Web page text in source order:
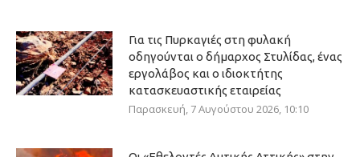
Για τις Πυρκαγιές στη φυλακή
οδηγούνται ο δήμαρχος Στυλίδας, ένας
εργολάβος και ο ιδιοκτήτης
κατασκευαστικής εταιρείας
Παρασκευή, 7 Αυγούστου 2026, 10:10